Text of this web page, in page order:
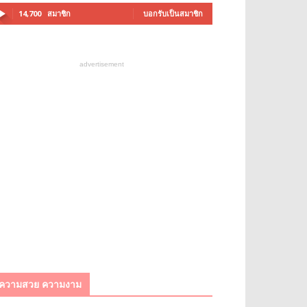
14,700 สมาชิก บอกรับเป็นสมาชิก
advertisement
วามสวย ความงาม